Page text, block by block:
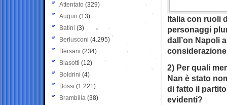
Italia con ruoli
personaggi
dall’on Napoli
2) Per quali
Nan è stato
di fatto il
evidenti?
Attentato (329)
Auguri (13)
Batini (3)
Berlusconi (4.295)
Bersani (234)
Biasotti (12)
Boldrini (4)
Bossi (1.221)
Brambilla (38)